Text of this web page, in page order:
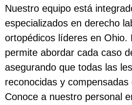
Nuestro equipo está
especializados en derecho
ortopédicos líderes en Ohio.
permite abordar cada caso
asegurando que todas las
reconocidas y
Conoce a nuestro personal